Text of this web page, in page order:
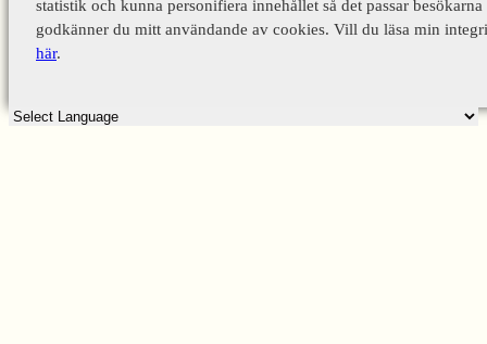
statistik och kunna personifiera innehållet så det passar
godkänner du mitt användande av cookies. Vill du läsa min
här.